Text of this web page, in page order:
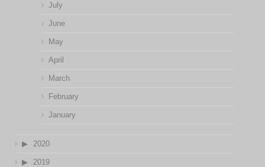
July
June
May
April
March
February
January
2020
2019